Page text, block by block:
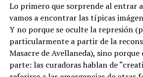
Lo primero que sorprende al entrar
vamos a encontrar las típicas
Y no porque se oculte la represión
particularmente a partir de la
Masacre de Avellaneda), sino
parte: las curadoras hablan de